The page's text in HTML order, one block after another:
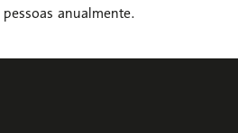
anualmente.